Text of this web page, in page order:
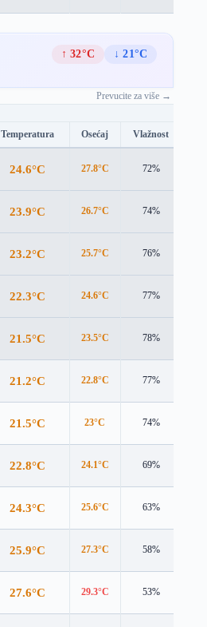
↑ 32°C
↓ 21°C
Prevucite za više →
Temperatura Osećaj Vlažnost
24.6°C 27.8°C 72%
23.9°C 26.7°C 74%
23.2°C 25.7°C 76%
22.3°C 24.6°C 77%
21.5°C 23.5°C 78%
21.2°C 22.8°C 77%
21.5°C 23°C 74%
22.8°C 24.1°C 69%
24.3°C 25.6°C 63%
25.9°C 27.3°C 58%
27.6°C 29.3°C 53%